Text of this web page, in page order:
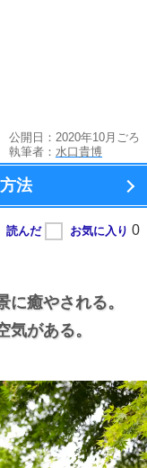
公開日：2020年10月ごろ
執筆者： 水口貴博
法
に癒やされる。
がある。